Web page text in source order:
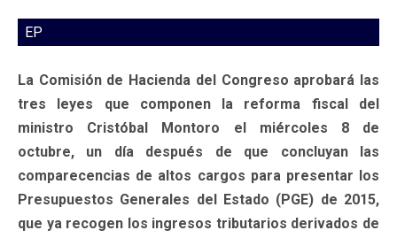
EP
La Comisión de Hacienda del Congreso aprobará las
tres leyes que componen la reforma fiscal del
ministro Cristóbal Montoro el miércoles 8 de
octubre, un día después de que concluyan las
comparecencias de altos cargos para presentar los
Presupuestos Generales del Estado (PGE) de 2015,
que ya recogen los ingresos tributarios derivados de